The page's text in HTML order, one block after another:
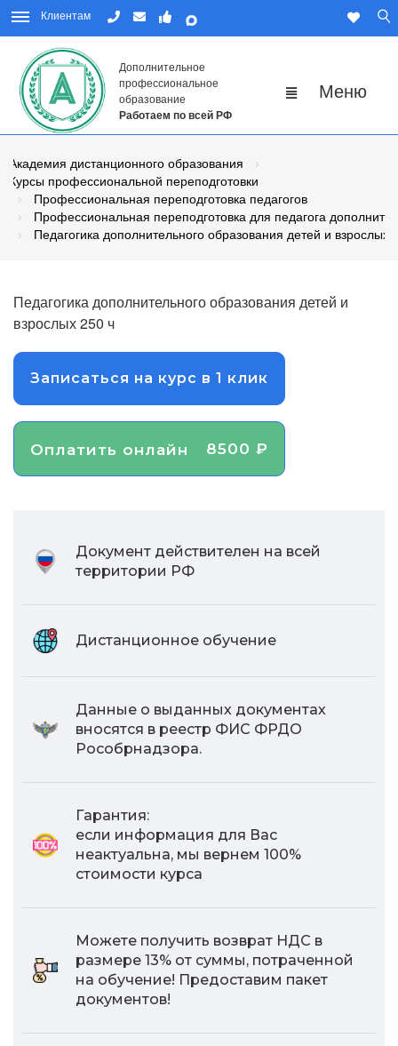
Клиентам
Дополнительное
профессиональное
образование
Работаем по всей РФ
Академия дистанционного образования
Курсы профессиональной переподготовки
Профессиональная переподготовка педагогов
Профессиональная переподготовка для педагога
Педагогика дополнительного образования детей и взрослых
Педагогика дополнительного образования детей и
взрослых 250 ч
Записаться на курс в 1 клик
Оплатить онлайн 8500 ₽
Документ действителен на всей
территории РФ
Дистанционное обучение
Данные о выданных документах
вносятся в реестр ФИС ФРДО
Рособрнадзора.
Гарантия:
если информация для Вас
неактуальна, мы вернем 100%
стоимости курса
Можете получить возврат НДС в
размере 13% от суммы, потраченной
на обучение! Предоставим пакет
документов!